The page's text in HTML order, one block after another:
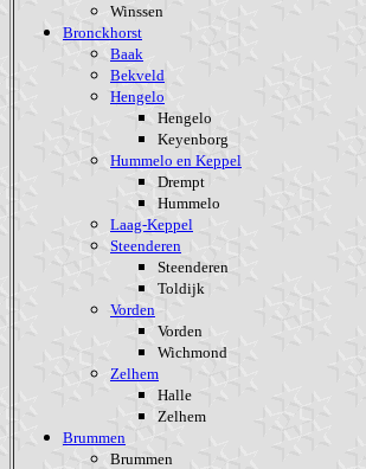
Winssen
Bronckhorst
Baak
Bekveld
Hengelo
Hengelo
Keyenborg
Hummelo en Keppel
Drempt
Hummelo
Laag-Keppel
Steenderen
Steenderen
Toldijk
Vorden
Vorden
Wichmond
Zelhem
Halle
Zelhem
Brummen
Brummen